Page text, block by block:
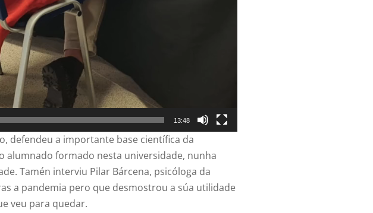
13:48
defendeu a importante base científica da
alumnado formado nesta universidade, nunha
Tamén interviu Pilar Bárcena, psicóloga da
a pandemia pero que desmostrou a súa utilidade
veu para quedar.